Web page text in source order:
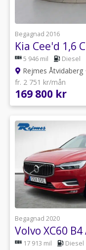
Begagnad 2016
5 946 mil Diesel
Rejmes Åtvidaberg
fr. 2 751 kr/mån
169 800 kr
Begagnad 2020
Volvo XC60
17 913 mil Diesel